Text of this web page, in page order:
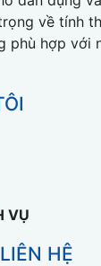
về tính
phù hợp với
VỤ
HỆ